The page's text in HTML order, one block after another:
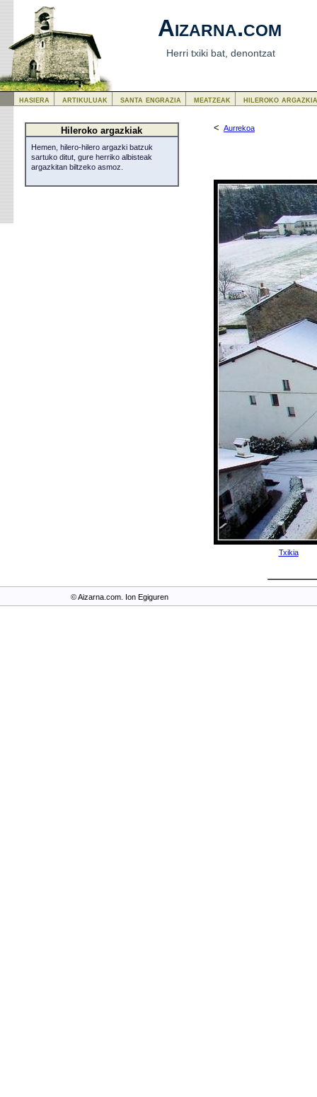
Aizarna.com
Herri txiki bat, denontzat
< Aurrekoa
Txikia
Hileroko argazkiak
Hemen, hilero-hilero argazki batzuk
sartuko ditut, gure herriko albisteak
argazkitan biltzeko asmoz.
hasiera artikuluak santa engrazia meatzeak hileroko
© Aizarna.com. Ion Egiguren